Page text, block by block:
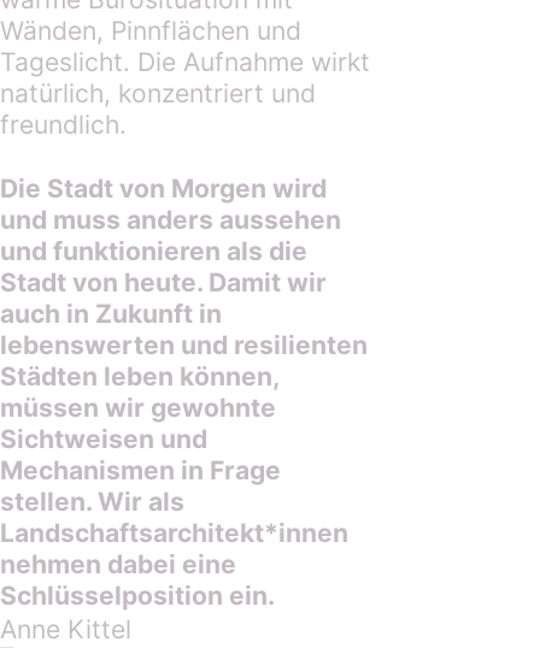
Die Stadt von Morgen wird
und muss anders aussehen
und funktionieren als die
Stadt von heute. Damit wir
auch in Zukunft in
lebenswerten und resilienten
Städten leben können,
müssen wir gewohnte
Sichtweisen und
Mechanismen in Frage
stellen. Wir als
Landschaftsarchitekt*innen
nehmen dabei eine
Schlüsselposition ein.
Anne Kittel